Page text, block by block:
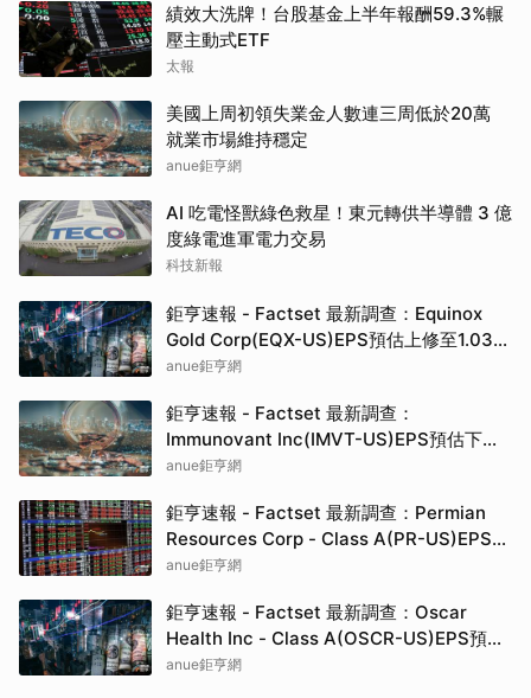
績效大洗牌！台股基金上半年報酬59.3%輾
壓主動式ETF
太報
美國上周初領失業金人數連三周低於20萬
就業市場維持穩定
anue鉅亨網
AI 吃電怪獸綠色救星！東元轉供半導體 3 億
度綠電進軍電力交易
科技新報
鉅亨速報 - Factset 最新調查：Equinox
Gold Corp(EQX-US)EPS預估上修至1.03
元，預估目標價為16.03元
anue鉅亨網
鉅亨速報 - Factset 最新調查：
Immunovant Inc(IMVT-US)EPS預估下修
至-2.7元，預估目標價為48.50元
anue鉅亨網
鉅亨速報 - Factset 最新調查：Permian
Resources Corp - Class A(PR-US)EPS預
估上修至1.7元，預估目標價為25.00元
anue鉅亨網
鉅亨速報 - Factset 最新調查：Oscar
Health Inc - Class A(OSCR-US)EPS預估
上修至1.13元，預估目標價為25.00元
anue鉅亨網